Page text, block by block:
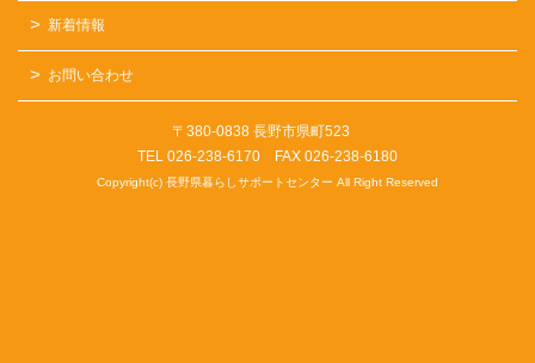
新着情報
お問い合わせ
〒380-0838 長野市県町523
TEL 026-238-6170 FAX 026-238-6180
Copyright(c) 長野県暮らしサポートセンター All Right Reserved